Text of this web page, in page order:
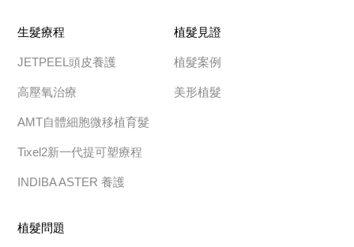
生髮療程
JETPEEL頭皮養護
高壓氧治療
AMT自體細胞微移植育髮
Tixel2新一代提可塑療程
INDIBA ASTER 養護
植髮見證
植髮案例
美形植髮
植髮問題